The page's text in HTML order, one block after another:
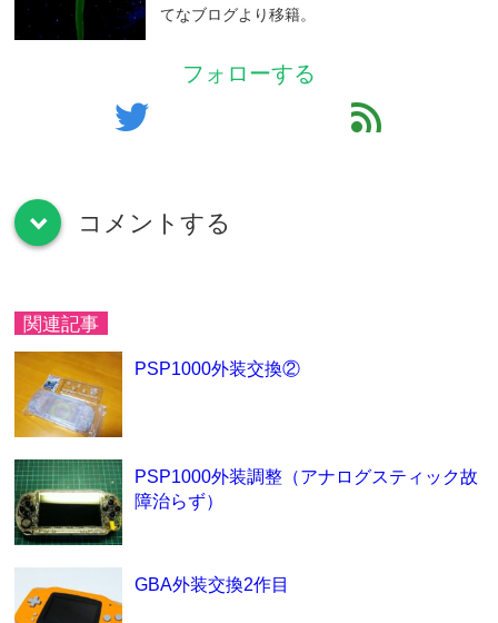
てなブログより移籍。
フォローする
twitter feed
down コメントする
関連記事
PSP1000外装交換②
PSP1000外装調整（アナログスティック故
障治らず）
GBA外装交換2作目